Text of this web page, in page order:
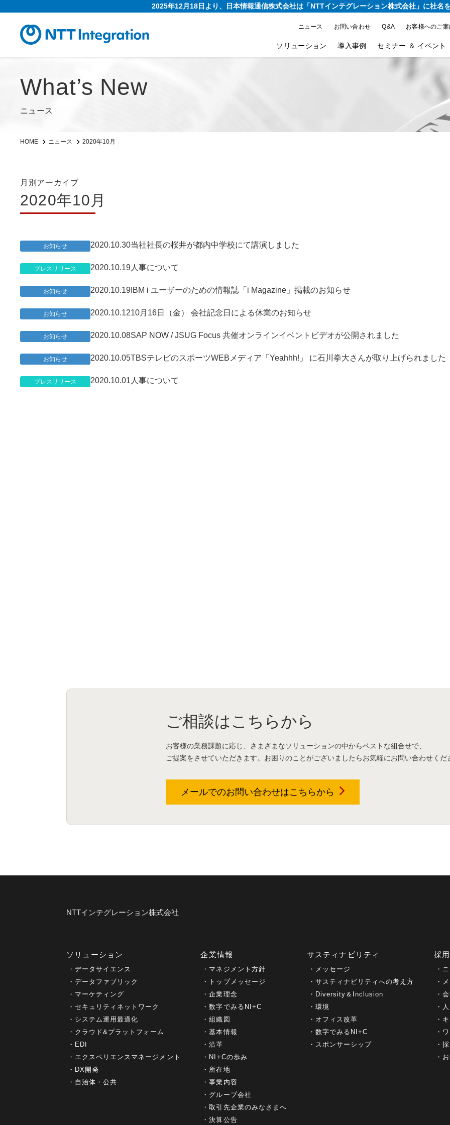
2025年12月18日より、日本情報通信株式会社は「NTTインテグレーション株式会社」に社名
ニュース お問い合わせ Q&A お客様へのご
ソリューション 導入事例 セミナー ＆ イベント
What’s New
ニュース
HOME ニュース 2020年10月
月別アーカイブ
2020年10月
お知らせ 2020.10.30当社社長の桜井が都内中学校にて講演しました
プレスリリース 2020.10.19人事について
お知らせ 2020.10.19 IBM i ユーザーのための情報誌「i Magazine」掲載のお知らせ
お知らせ 2020.10.1210月16日（金） 会社記念日による休業のお知らせ
お知らせ 2020.10.08SAP NOW / JSUG Focus 共催オンラインイベントビデオが公開されました
お知らせ 2020.10.05TBSテレビのスポーツWEBメディア「Yeahhh!」 に石川拳大さんが取り上げられました
プレスリリース 2020.10.01人事について
ご相談はこちらから
お客様の業務課題に応じ、さまざまなソリューションの中からベストな組合せで、
ご提案をさせていただきます。お困りのことがございましたらお気軽にお問い合わせくだ
メールでのお問い合わせはこちらから
NTTインテグレーション株式会社
ソリューション
データサイエンス
データファブリック
マーケティング
セキュリティネットワーク
システム運用最適化
クラウド&プラットフォーム
EDI
エクスペリエンスマネージメント
DX開発
自治体・公共
企業情報
マネジメント方針
トップメッセージ
企業理念
数字でみるNI+C
組織図
基本情報
沿革
NI+Cの歩み
所在地
事業内容
グループ会社
取引先企業のみなさまへ
決算公告
サスティナビリティ
メッセージ
サスティナビリティへの考え方
Diversity＆Inclusion
環境
オフィス改革
数字でみるNI+C
スポンサーシップ
採